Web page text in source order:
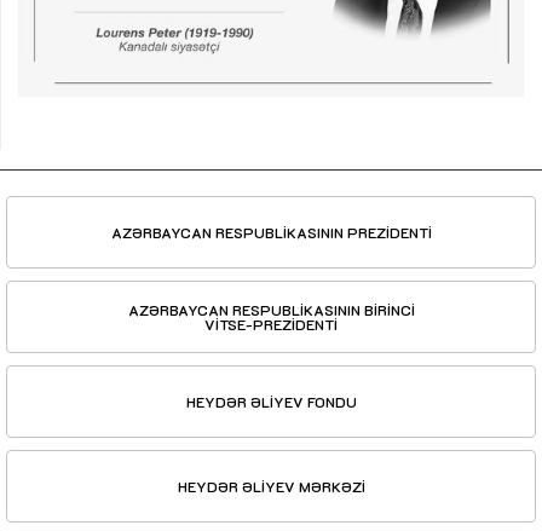
AZƏRBAYCAN RESPUBLİKASININ PREZİDENTİ
AZƏRBAYCAN RESPUBLİKASININ BİRİNCİ
VİTSE-PREZİDENTİ
HEYDƏR ƏLİYEV FONDU
HEYDƏR ƏLİYEV MƏRKƏZİ